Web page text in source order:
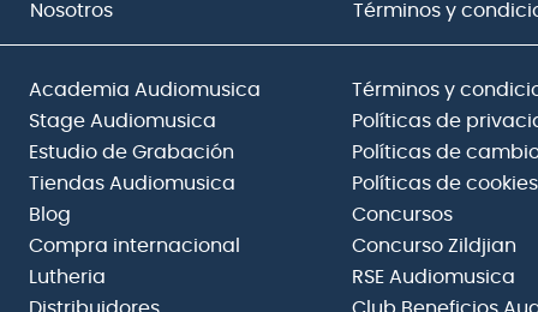
Nosotros Términos y
Academia Audiomusica
Stage Audiomusica
Estudio de Grabación
Tiendas Audiomusica
Blog
Compra internacional
Lutheria
Términos y
Políticas de
Políticas de
Políticas de cookies
Concursos
Concurso Zildjian
RSE Audiomusica